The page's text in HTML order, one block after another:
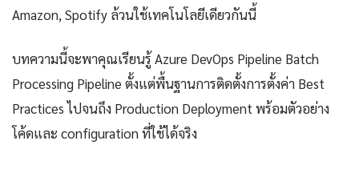
Amazon, Spotify ล้วนใช้เทคโนโลยีเดียวกันนี้
บทความนี้จะพาคุณเรียนรู้ Azure DevOps Pipeline Batch
Processing Pipeline ตั้งแต่พื้นฐานการติดตั้งการตั้งค่า Best
Practices ไปจนถึง Production Deployment พร้อมตัวอย่าง
โค้ดและ configuration ที่ใช้ได้จริง